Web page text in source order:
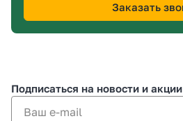
Заказать
Подписаться на новости и акции